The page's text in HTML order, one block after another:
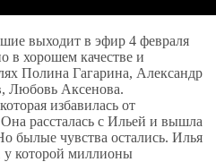
выходит в эфир 4 февраля
в хорошем качестве и
Полина Гагарина, Александр
Любовь Аксенова.
избавилась от
рассталась с Ильей и вышла
былые чувства остались. Илья
у которой миллионы